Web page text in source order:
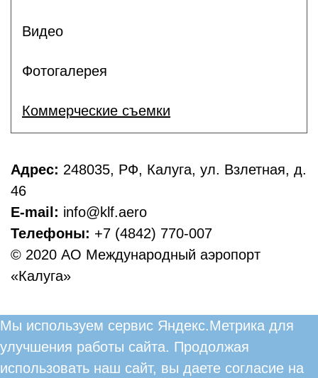
Видео
Фотогалерея
Коммерческие съемки
Адрес: 248035, РФ, Калуга, ул. Взлетная, д.
46
E-mail: info@klf.aero
Телефоны: +7 (4842) 770-007
© 2020 АО Международный аэропорт
«Калуга»
Мы используем сервис Яндекс.Метрика для
улучшения работы сайта. Продолжая
использовать наш сайт, вы даете согласие на